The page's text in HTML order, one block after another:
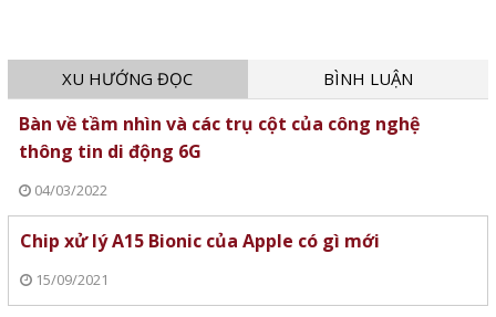
XU HƯỚNG ĐỌC BÌNH LUẬN
Bàn về tầm nhìn và các trụ cột của công nghệ
thông tin di động 6G
04/03/2022
Chip xử lý A15 Bionic của Apple có gì mới
15/09/2021